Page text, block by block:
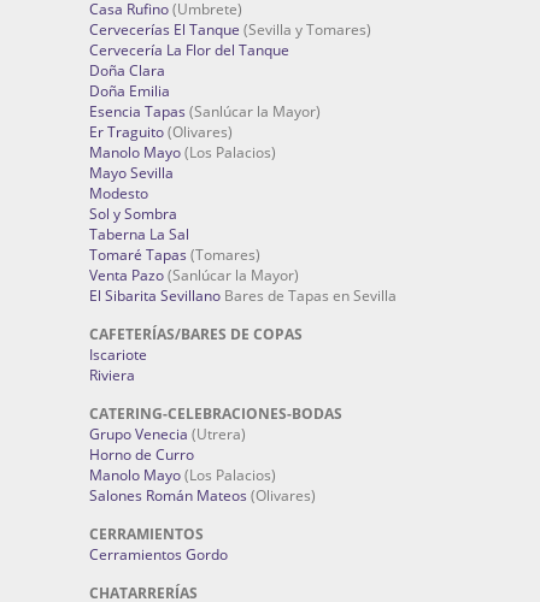
Casa Rufino(Umbrete)
Cervecerías El Tanque (Sevilla y Tomares)
Cervecería La Flor del Tanque
Doña Clara
Doña Emilia
Esencia Tapas (Sanlúcar la Mayor)
Er Traguito(Olivares)
Manolo Mayo(Los Palacios)
Mayo Sevilla
Modesto
Sol y Sombra
Taberna La Sal
Tomaré Tapas (Tomares)
Venta Pazo(Sanlúcar la Mayor)
El Sibarita Sevillano Bares de Tapas en Sevilla
CAFETERÍAS/BARES DE COPAS
Iscariote
Riviera
CATERING-CELEBRACIONES-BODAS
Grupo Venecia (Utrera)
Horno de Curro
Manolo Mayo(Los Palacios)
Salones Román Mateos (Olivares)
CERRAMIENTOS
Cerramientos Gordo
CHATARRERÍAS